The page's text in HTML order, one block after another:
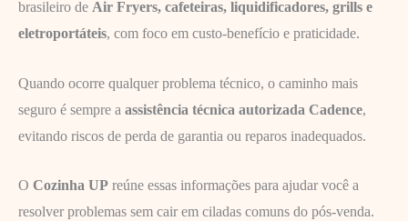
brasileiro de Air Fryers, cafeteiras, liquidificadores, grills e
eletroportáteis, com foco em custo-benefício e praticidade.
Quando ocorre qualquer problema técnico, o caminho mais
seguro é sempre a assistência técnica autorizada Cadence,
evitando riscos de perda de garantia ou reparos inadequados.
O Cozinha UP reúne essas informações para ajudar você a
resolver problemas sem cair em ciladas comuns do pós-venda.